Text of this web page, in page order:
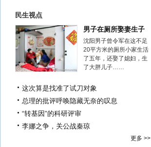
民生视点
男子在厕所娶妻生子
沈阳男子曾令军在这不足
20平方米的厕所小家生活
了五年，还娶了媳妇，生
了大胖儿子……
这次算是找准了试刀对象
总理的批评呼唤隐藏无奈的叹息
“转基因”的科研评审
李娜之争，关公战秦琼
更多 >>